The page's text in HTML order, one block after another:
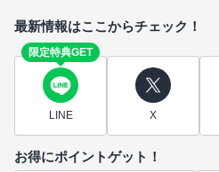
最新情報はここからチェック！
限定特典GET
LINE X
お得にポイントゲット！